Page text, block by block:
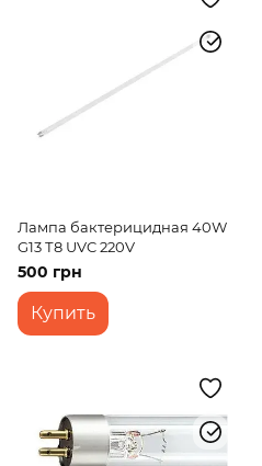
Лампа бактерицидная 40W
G13 Т8 UVC 220V
500 грн
Купить